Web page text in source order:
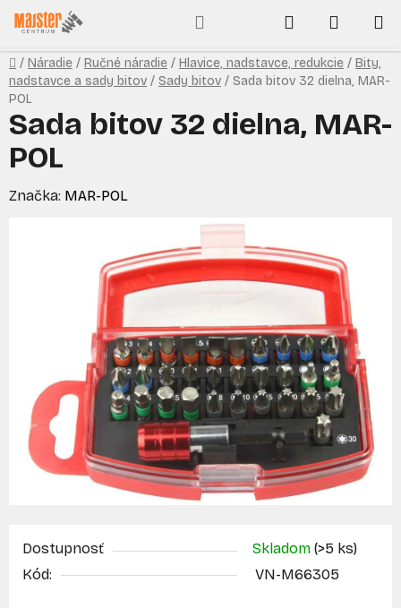
Prejsť
na
obsah
Hľadať
KOŠÍK
Domov
/ Náradie / Ručné náradie / Hlavice, nadstavce, redukcie / Bity,
nadstavce a sady bitov / Sady bitov / Sada bitov 32 dielna, MAR-
POL
Dostupnosť Skladom (>5 ks)
Kód:
VN-M66305
Sada bitov 32 dielna, MAR-
POL
Značka: MAR-POL